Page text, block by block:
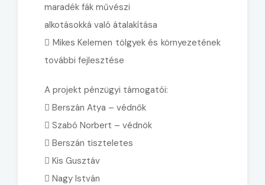
maradék fák művészi
alkotásokká való átalakítása
 Mikes Kelemen tölgyek és környezetének
további fejlesztése
A projekt pénzügyi támogatói:
 Berszán Atya – védnők
 Szabó Norbert – védnök
 Berszán tiszteletes
 Kis Gusztáv
 Nagy István